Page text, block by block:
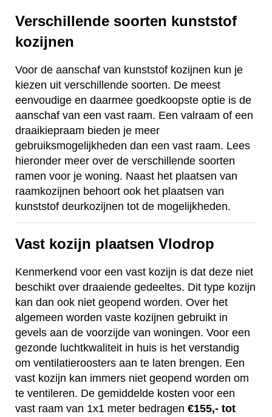
Verschillende soorten kunststof
kozijnen
Voor de aanschaf van kunststof kozijnen kun je
kiezen uit verschillende soorten. De meest
eenvoudige en daarmee goedkoopste optie is de
aanschaf van een vast raam. Een valraam of een
draaikiepraam bieden je meer
gebruiksmogelijkheden dan een vast raam. Lees
hieronder meer over de verschillende soorten
ramen voor je woning. Naast het plaatsen van
raamkozijnen behoort ook het plaatsen van
kunststof deurkozijnen tot de mogelijkheden.
Vast kozijn plaatsen Vlodrop
Kenmerkend voor een vast kozijn is dat deze niet
beschikt over draaiende gedeeltes. Dit type kozijn
kan dan ook niet geopend worden. Over het
algemeen worden vaste kozijnen gebruikt in
gevels aan de voorzijde van woningen. Voor een
gezonde luchtkwaliteit in huis is het verstandig
om ventilatieroosters aan te laten brengen. Een
vast kozijn kan immers niet geopend worden om
te ventileren. De gemiddelde kosten voor een
vast raam van 1x1 meter bedragen €155,- tot